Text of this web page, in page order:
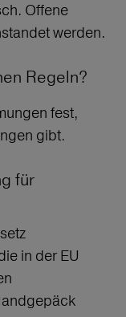
Offene
werden.
Regeln?
fest,
gibt.
für
in der EU